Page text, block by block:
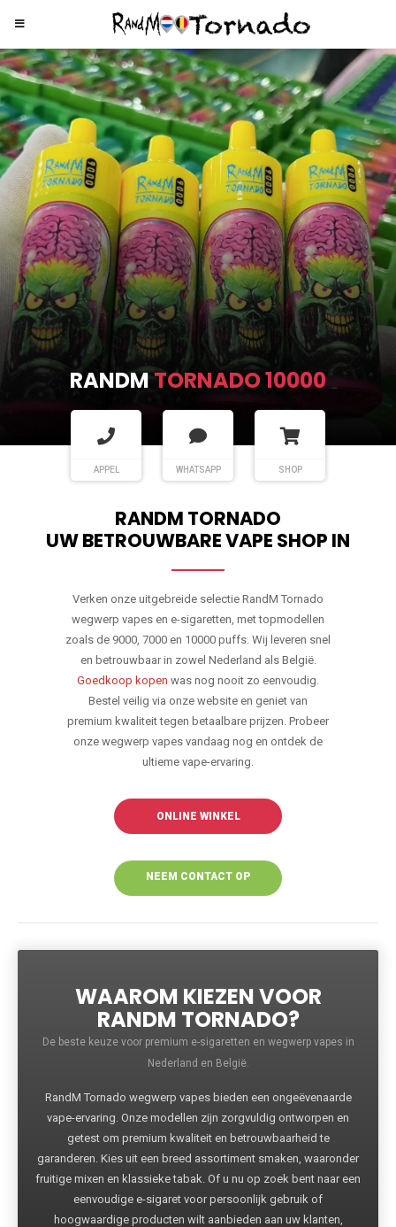
RANDMTORNADO 9000
APPEL WHATSAPP SHOP
RANDM TORNADO
UW BETROUWBARE VAPE SHOP IN
Verken onze uitgebreide selectie RandM Tornado
wegwerp vapes en e-sigaretten, met topmodellen
zoals de 9000, 7000 en 10000 puffs. Wij leveren snel
en betrouwbaar in zowel Nederland als België.
Goedkoop kopen was nog nooit zo eenvoudig.
Bestel veilig via onze website en geniet van
premium kwaliteit tegen betaalbare prijzen. Probeer
onze wegwerp vapes vandaag nog en ontdek de
ultieme vape-ervaring.
ONLINE WINKEL
NEEM CONTACT OP
WAAROM KIEZEN VOOR
RANDM TORNADO?
De beste keuze voor premium e-sigaretten en wegwerp vapes in
Nederland en België.
RandM Tornado wegwerp vapes bieden een ongeëvenaarde
vape-ervaring. Onze modellen zijn zorgvuldig ontworpen en
getest om premium kwaliteit en betrouwbaarheid te
garanderen. Kies uit een breed assortiment smaken, waaronder
fruitige mixen en klassieke tabak. Of u nu op zoek bent naar een
eenvoudige e-sigaret voor persoonlijk gebruik of
hoogwaardige producten wilt aanbieden aan uw klanten,